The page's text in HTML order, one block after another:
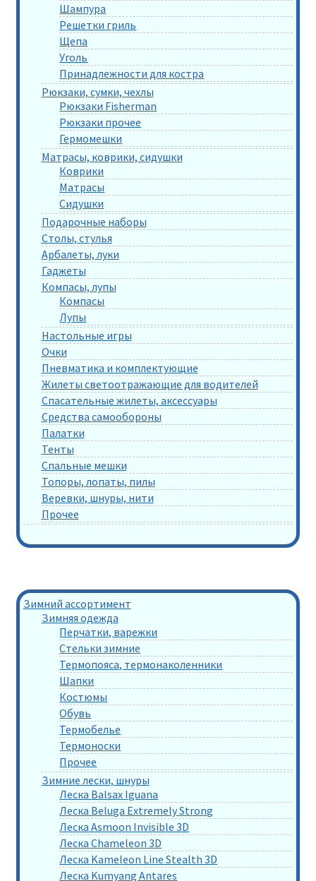
Шампура
Решетки гриль
Щепа
Уголь
Принадлежности для костра
Рюкзаки, сумки, чехлы
Рюкзаки Fisherman
Рюкзаки прочее
Гермомешки
Матрасы, коврики, сидушки
Коврики
Матрасы
Сидушки
Подарочные наборы
Столы, стулья
Арбалеты, луки
Гаджеты
Компасы, лупы
Компасы
Лупы
Настольные игры
Очки
Пневматика и комплектующие
Жилеты светоотражающие для водителей
Спасательные жилеты, аксессуары
Средства самообороны
Палатки
Тенты
Спальные мешки
Топоры, лопаты, пилы
Веревки, шнуры, нити
Прочее
Зимний ассортимент
Зимняя одежда
Перчатки, варежки
Стельки зимние
Термопояса, термонаколенники
Шапки
Костюмы
Обувь
Термобелье
Термоноски
Прочее
Зимние лески, шнуры
Леска Balsax Iguana
Леска Beluga Extremely Strong
Леска Asmoon Invisible 3D
Леска Chameleon 3D
Леска Kameleon Line Stealth 3D
Леска Kumyang Antares